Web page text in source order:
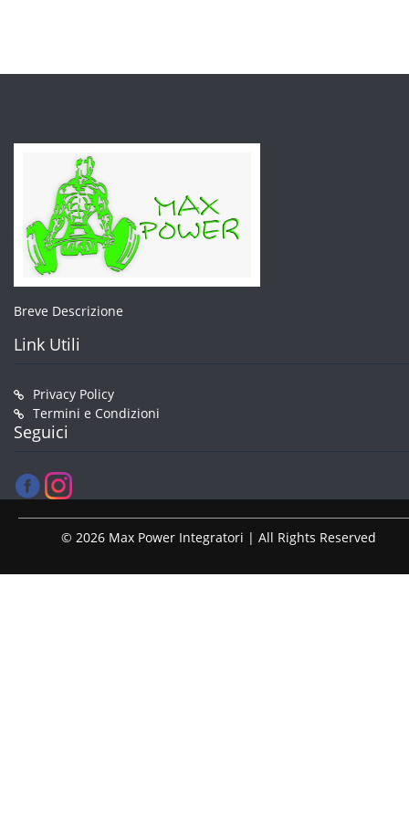
nella
Breve Descrizione
Link Utili
Privacy Policy
Termini e Condizioni
Seguici
© 2026 Max Power Integratori | All Rights Reserved